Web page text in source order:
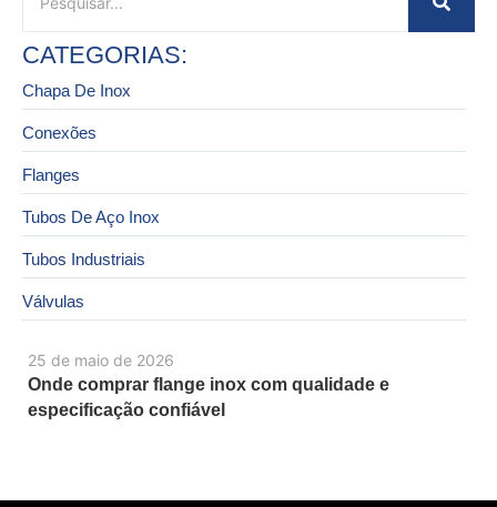
25 de maio de 2026
Onde comprar flange inox com qualidade e
especificação confiável
CATEGORIAS:
Chapa De Inox
Conexões
Flanges
Tubos De Aço Inox
Tubos Industriais
Válvulas